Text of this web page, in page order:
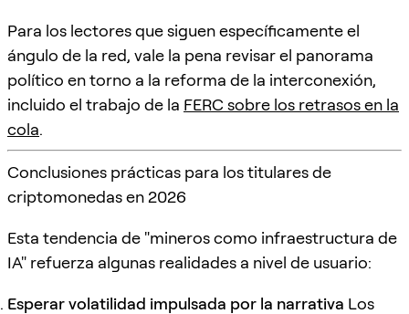
Para los lectores que siguen específicamente el
ángulo de la red, vale la pena revisar el panorama
político en torno a la reforma de la interconexión,
incluido el trabajo de la FERC sobre los retrasos en la
cola.
Conclusiones prácticas para los titulares de
criptomonedas en 2026
Esta tendencia de "mineros como infraestructura de
IA" refuerza algunas realidades a nivel de usuario:
Esperar volatilidad impulsada por la narrativa Los